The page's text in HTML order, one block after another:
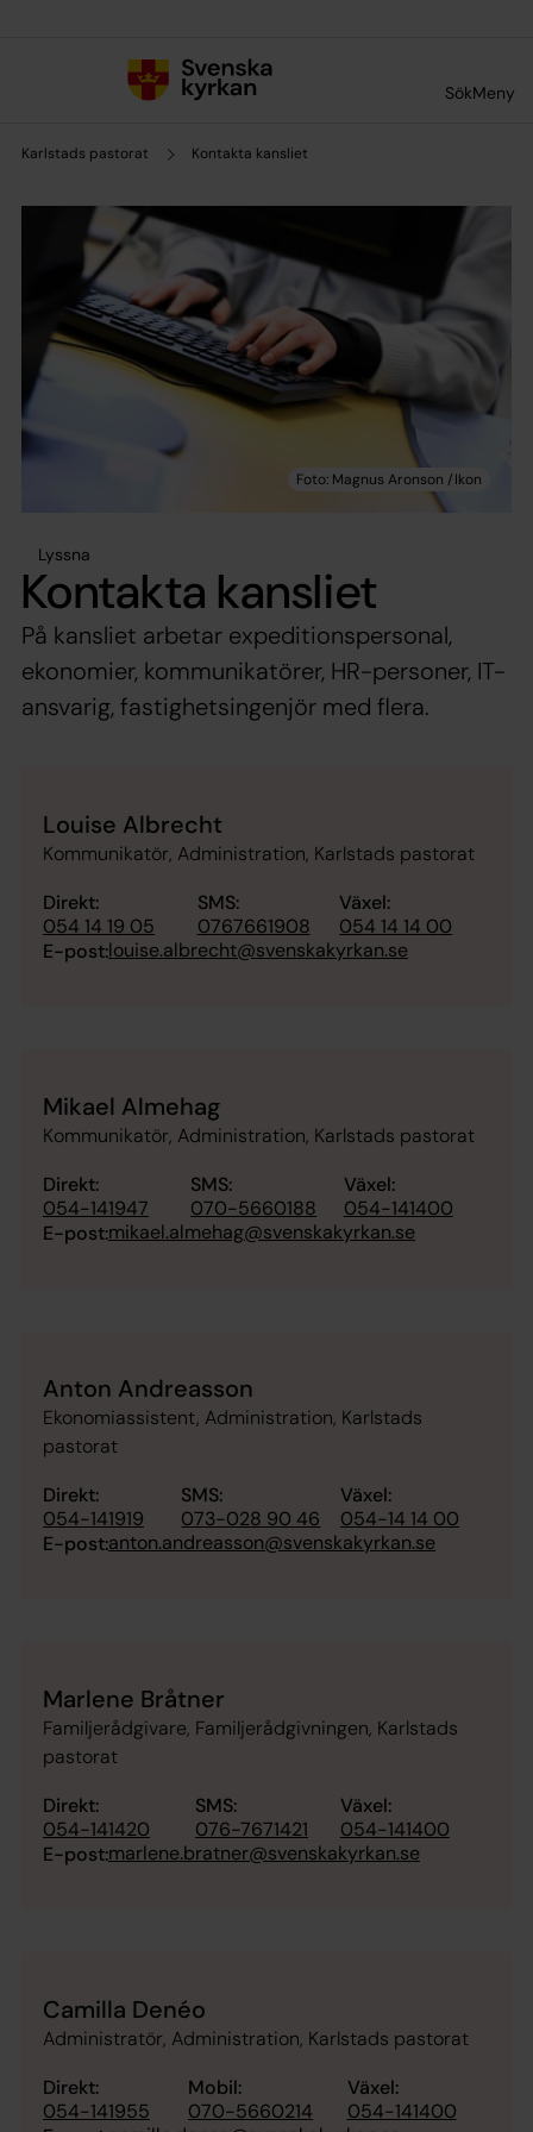
SökMeny
Karlstads pastorat Kontakta kansliet
Lyssna
Kontakta kansliet
På kansliet arbetar expeditionspersonal,
ekonomier, kommunikatörer, HR-personer, IT-
ansvarig, fastighetsingenjör med flera.
Louise Albrecht
Kommunikatör, Administration, Karlstads pastorat
Direkt:
054 14 19 05
SMS:
0767661908
Växel:
054 14 14 00
E-post:louise.albrecht@svenskakyrkan.se
Mikael Almehag
Kommunikatör, Administration, Karlstads pastorat
Direkt:
054-141947
SMS:
070-5660188
Växel:
054-141400
E-post:mikael.almehag@svenskakyrkan.se
Anton Andreasson
Ekonomiassistent, Administration, Karlstads
pastorat
Direkt:
054-141919
SMS:
073-028 90 46
Växel:
054-14 14 00
E-post:anton.andreasson@svenskakyrkan.se
Marlene Bråtner
Familjerådgivare, Familjerådgivningen, Karlstads
pastorat
Direkt:
054-141420
SMS:
076-7671421
Växel:
054-141400
E-post:marlene.bratner@svenskakyrkan.se
Camilla Denéo
Administratör, Administration, Karlstads pastorat
Direkt:
054-141955
Mobil:
070-5660214
Växel:
054-141400